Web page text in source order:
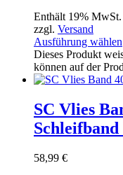
Enthält 19%
zzgl. Versand
Ausführung wählen
Dieses Produkt
können auf der
SC Vlies
58,99 €